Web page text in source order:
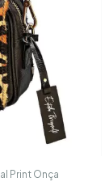
Print Onça